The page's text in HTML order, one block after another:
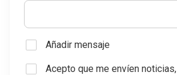
Añadir mensaje
Acepto que me envíen noticias,